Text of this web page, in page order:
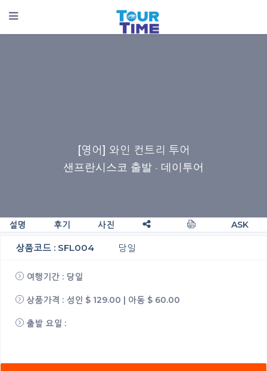
[영어] 와인 컨트리 투어
샌프란시스코 출발 - 데이투어
설명 후기 사진 ASK
상품코드 : SFL004 당일
여행기간 : 당일
상품가격 : 성인 $ 129.00 | 아동 $ 60.00
출발 요일 :